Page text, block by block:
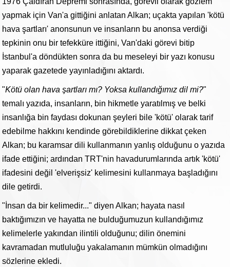
yapmak için Van'a gittiğini anlatan Alkan; uçakta yapılan 'kötü
hava şartları' anonsunun ve insanların bu anonsa verdiği
tepkinin onu bir tefekküre ittiğini, Van'daki görevi bitip
İstanbul'a döndükten sonra da bu meseleyi bir yazı konusu
yaparak gazetede yayınladığını aktardı.
"Kötü olan hava şartları mı? Yoksa kullandığımız dil mi?"
temalı yazıda, insanların, bin hikmetle yaratılmış ve belki
insanlığa bin faydası dokunan şeyleri bile 'kötü' olarak tarif
edebilme hakkını kendinde görebildiklerine dikkat çeken
Alkan; bu karamsar dili kullanmanın yanlış olduğunu o yazıda
ifade ettiğini; ardından TRT'nin havadurumlarında artık 'kötü'
ifadesini değil 'elverişsiz' kelimesini kullanmaya başladığını
dile getirdi.
"İnsan da bir kelimedir..." diyen Alkan; hayata nasıl
baktığımızın ve hayatta ne bulduğumuzun kullandığımız
kelimelerle yakından ilintili olduğunu; dilin önemini
kavramadan mutluluğu yakalamanın mümkün olmadığını
sözlerine ekledi.